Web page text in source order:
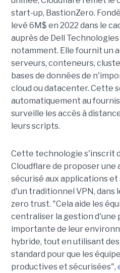
start-up, BastionZero.
levé 6M$ en 2022 dans le
auprès de Dell
notamment. Elle fournit un
serveurs, conteneurs,
bases de données de
cloud ou datacenter. Cette
automatiquement au
surveille les accès à
leurs scripts.
Cette technologie s'inscrit
Cloudflare de proposer
sécurisé aux applications
d'un traditionnel VPN, dans
zero trust. "Cela aide les
centraliser la gestion d'une
importante de leur
hybride, tout en utilisant
standard pour que les
productives et sécurisées",